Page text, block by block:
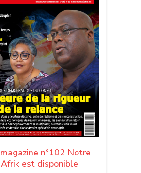
n°102 Notre
Afrik est disponible